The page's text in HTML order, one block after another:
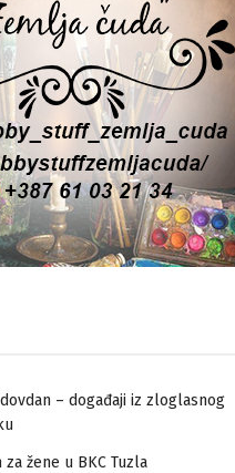
– događaji iz zloglasnog
žene u BKC Tuzla